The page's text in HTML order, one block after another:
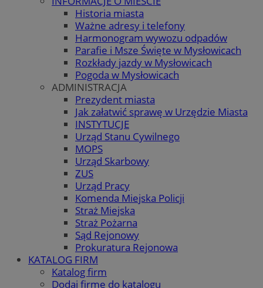
Historia miasta
Ważne adresy i telefony
Harmonogram wywozu odpadów
Parafie i Msze Święte w Mysłowicach
Rozkłady jazdy w Mysłowicach
Pogoda w Mysłowicach
ADMINISTRACJA
Prezydent miasta
Jak załatwić sprawę w Urzędzie Miasta
INSTYTUCJE
Urząd Stanu Cywilnego
MOPS
Urząd Skarbowy
ZUS
Urząd Pracy
Komenda Miejska Policji
Straż Miejska
Straż Pożarna
Sąd Rejonowy
Prokuratura Rejonowa
KATALOG FIRM
Katalog firm
Dodaj firmę do katalogu